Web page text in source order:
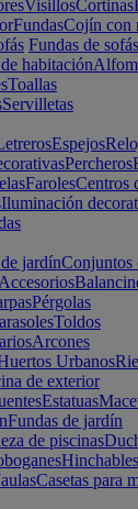
VisillosCortinas
FundasCojín con
Fundas de sofás
habitación
Toallas
Servilletas
Espejos
Percheros
FarolesCentros
Iluminación
jardínConjuntos
Accesorios
Pérgolas
Toldos
Arcones
Urbanos
de exterior
Estatuas
Fundas de jardín
de piscinas
Hinchables
Casetas para